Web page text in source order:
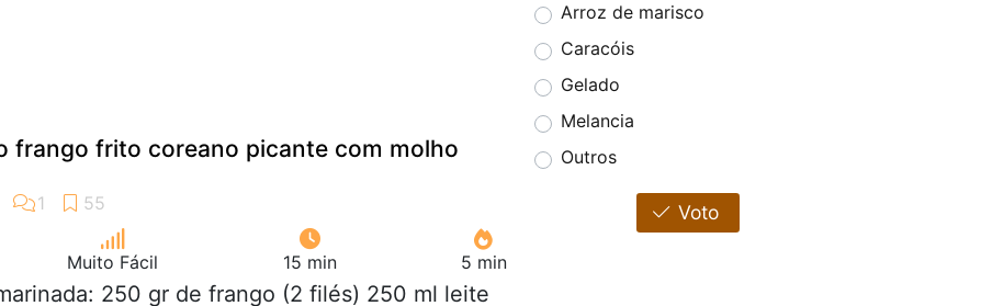
frango frito coreano picante com molho
Muito Fácil 15 min 5 min
250 gr de frango (2 filés) 250 ml leite
Arroz de marisco
Caracóis
Gelado
Melancia
Outros
Voto